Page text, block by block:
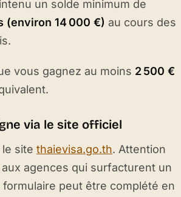
un solde minimum de
(environ 14 000 €) au cours des
vous gagnez au moins 2 500 €
via le site officiel
site thaievisa.go.th. Attention
aux agences qui surfacturent un
peut être complété en